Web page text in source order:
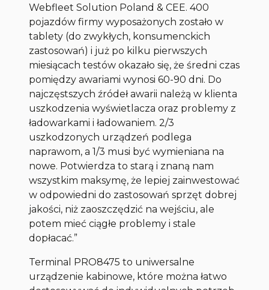
Webfleet Solution Poland & CEE.400
pojazdów firmy wyposażonych zostało w
tablety (do zwykłych, konsumenckich
zastosowań) i już po kilku pierwszych
miesiącach testów okazało się, że średni czas
pomiędzy awariami wynosi 60-90 dni. Do
najczęstszych źródeł awarii należą w klienta
uszkodzenia wyświetlacza oraz problemy z
ładowarkami i ładowaniem. 2/3
uszkodzonych urządzeń podlega
naprawom, a 1/3 musi być wymieniana na
nowe. Potwierdza to starą i znaną nam
wszystkim maksymę, że lepiej zainwestować
w odpowiedni do zastosowań sprzęt dobrej
jakości, niż zaoszczędzić na wejściu, ale
potem mieć ciągłe problemy i stale
dopłacać.”
Terminal PRO8475 to uniwersalne
urządzenie kabinowe, które można łatwo